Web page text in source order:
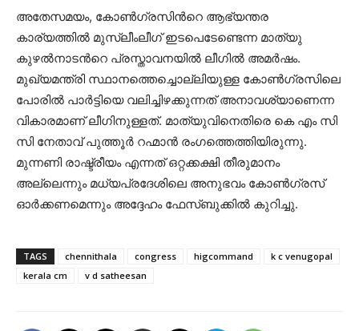
അതേസമയം, കോണ്‍ഗ്രസിന്‍റെ ആഭ്യന്തര
കാര്യത്തില്‍ മുസ്ലീംലീഗ് ഇടപെടേണ്ടെന്ന മാത്യു
കുഴല്‍നാടന്‍റെ പ്രസ്താവനയില്‍ ലീഗില്‍ അമര്‍ഷം.
മുഖ്യമന്ത്രി സ്ഥാനത്തെച്ചൊല്ലിയുള്ള കോണ്‍ഗ്രസിലെ
പോരില്‍ പാര്‍ട്ടിയെ വലിച്ചിഴക്കുന്നത് അനാവശ്യാണെന്ന
വികാരമാണ് ലീഗിനുള്ളത്. മാത്യുവിനെതിരെ കെ എം സി
സി നേതാവ് പുത്തൂര്‍ റഹ്മാന്‍ രംഗത്തെത്തിയിരുന്നു.
മുന്നണി രാഷ്ട്രീയം എന്നത് ഒറ്റക്കക്ഷി തീരുമാനം
അല്ലെന്നും മധ്യപ്രദേശിലെ അനുഭവം കോണ്‍ഗ്രസ്
ഓര്‍ക്കണമെന്നും അദ്ദേഹം ഫേസ്ബുക്കില്‍ കുറിച്ചു.
TAGS chennithala congress higcommand
k c venugopal
kerala cm
v d satheesan